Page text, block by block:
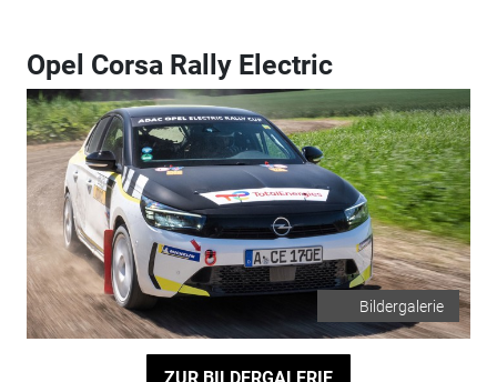
Opel Corsa Rally Electric
Bildergalerie